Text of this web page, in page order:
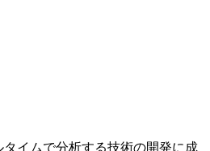
イムで分析する技術の開発に成